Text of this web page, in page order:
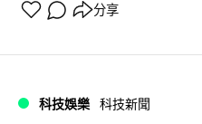
分享
科技娛樂 科技新聞